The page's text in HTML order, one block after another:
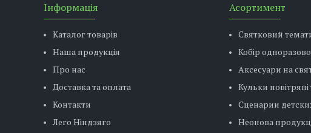
Інформація
Каталог товарів
Наша продукція
Про нас
Доставка та оплата
Контакти
Лего Ніндзяго
Асортимент
Святковий
Кобір
Аксесуари на
Кульки
Сценарии
Неонова